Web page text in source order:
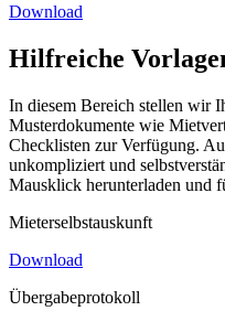
Download
Hilfreiche
In diesem Bereich stellen wir
Musterdokumente wie
Checklisten zur Verfügung.
unkompliziert und
Mausklick herunterladen und
Mieterselbstauskunft
Download
Übergabeprotokoll